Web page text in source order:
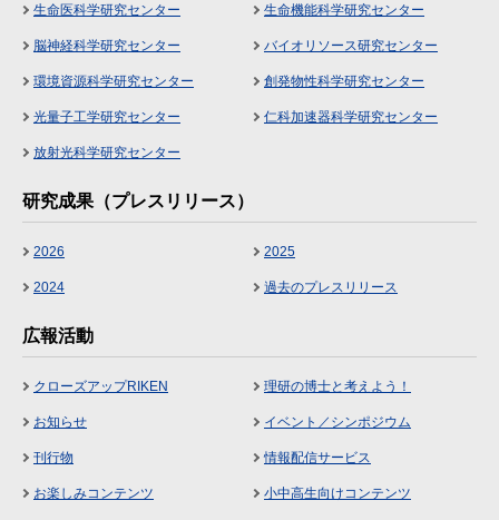
生命医科学研究センター 生命機能科学研究センター
脳神経科学研究センター バイオリソース研究センター
環境資源科学研究センター 創発物性科学研究センター
光量子工学研究センター 仁科加速器科学研究センター
放射光科学研究センター
研究成果（プレスリリース）
2026 2025
2024 過去のプレスリリース
広報活動
クローズアップRIKEN 理研の博士と考えよう！
お知らせ イベント／シンポジウム
刊行物 情報配信サービス
お楽しみコンテンツ 小中高生向けコンテンツ